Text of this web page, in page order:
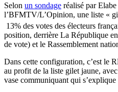
Selon un sondage réalisé par
l’BFMTV/L’Opinion, une liste «
13% des votes des électeurs
position, derrière La République
de vote) et le Rassemblement
Dans cette configuration, c’est le
au profit de la liste gilet jaune,
vase communiquant qui